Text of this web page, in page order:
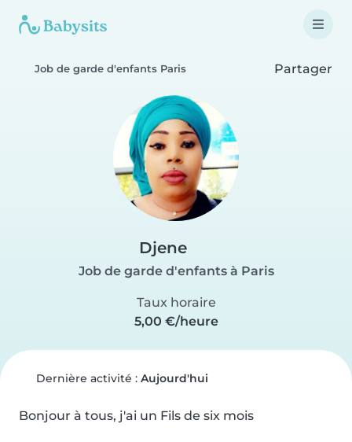
Job de garde d'enfants Paris Partager
Djene
Job de garde d'enfants à Paris
Taux horaire
5,00 €/heure
Dernière activité : Aujourd'hui
Bonjour à tous, j'ai un Fils de six mois